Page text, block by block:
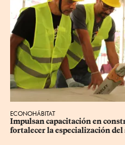
ECONOHÁBITAT
Impulsan capacitación en
fortalecer la especialización del